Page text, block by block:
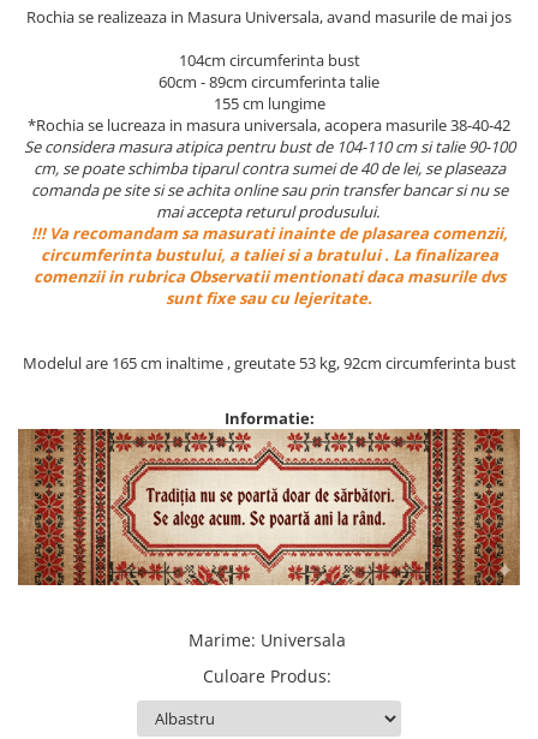
Rochia se realizeaza in Masura Universala, avand masurile de mai jos
104cm circumferinta bust
60cm - 89cm circumferinta talie
155 cm lungime
*Rochia se lucreaza in masura universala, acopera masurile 38-40-42
Se considera masura atipica pentru bust de 104-110 cm si talie 90-100
cm, se poate schimba tiparul contra sumei de 40 de lei, se plaseaza
comanda pe site si se achita online sau prin transfer bancar si nu se
mai accepta returul produsului.
!!! Va recomandam sa masurati inainte de plasarea comenzii,
circumferinta bustului, a taliei si a bratului . La finalizarea
comenzii in rubrica Observatii mentionati daca masurile dvs
sunt fixe sau cu lejeritate.
Modelul are 165 cm inaltime , greutate 53 kg, 92cm circumferinta bust
Informatie:
Marime: Universala
Culoare Produs: